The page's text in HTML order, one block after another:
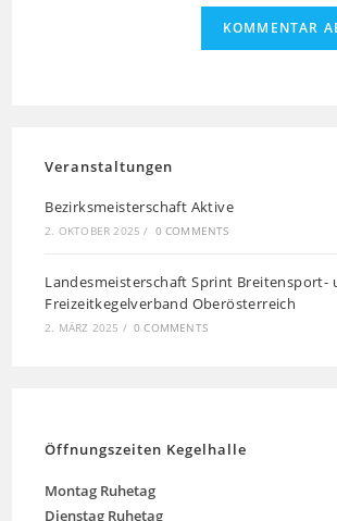
Veranstaltungen
Bezirksmeisterschaft Aktive
2. OKTOBER 2025 / 0 COMMENTS
Landesmeisterschaft Sprint Breitensport-
Freizeitkegelverband Oberösterreich
2. MÄRZ 2025 / 0 COMMENTS
Öffnungszeiten Kegelhalle
Montag Ruhetag
Dienstag Ruhetag